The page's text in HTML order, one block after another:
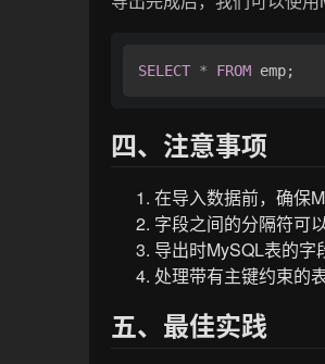
SELECT * FROM
四、注意事项
在导入数据前，确保
字段之间的分隔符可
导出时MySQL表的字
处理带有主键约束的
五、最佳实践